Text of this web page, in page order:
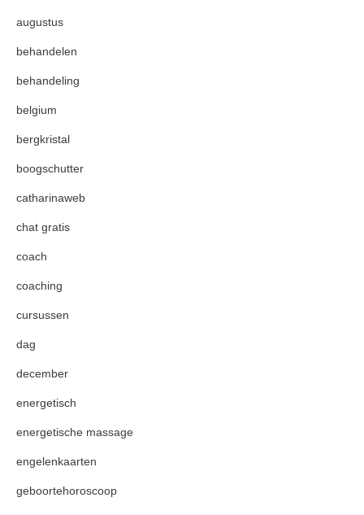
augustus
behandelen
behandeling
belgium
bergkristal
boogschutter
catharinaweb
chat gratis
coach
coaching
cursussen
dag
december
energetisch
energetische massage
engelenkaarten
geboortehoroscoop